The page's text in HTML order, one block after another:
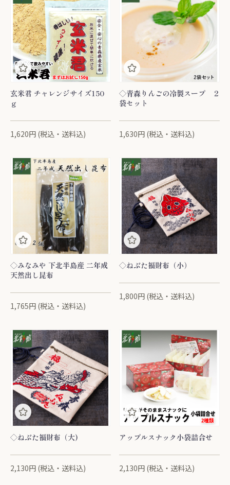
玄米君 チャレンジサイズ150
ｇ
1,620円 (税込・送料込)
◇青森りんごの冷製スープ ２
袋セット
1,630円 (税込・送料込)
◇みなみや 下北半島産 二年成
天然出し昆布
1,765円 (税込・送料込)
◇ねぶた福財布（小）
1,800円 (税込・送料込)
◇ねぶた福財布（大)
2,130円 (税込・送料込)
アップルスナック小袋詰合せ
2,130円 (税込・送料込)